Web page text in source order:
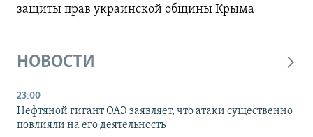
защиты прав украинской общины Крыма
НОВОСТИ
23:00
Нефтяной гигант ОАЭ заявляет, что атаки существенно
повлияли на его деятельность